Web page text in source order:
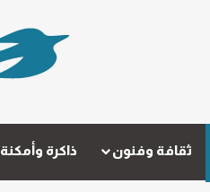
ثقافة وفنون ذاكرة وأمكنة